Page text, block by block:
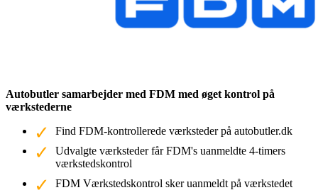
Autobutler samarbejder med FDM med øget kontrol på
værkstederne
Find FDM-kontrollerede værksteder på autobutler.dk
Udvalgte værksteder får FDM's uanmeldte 4-timers
værkstedskontrol
FDM Værkstedskontrol sker uanmeldt på værkstedet